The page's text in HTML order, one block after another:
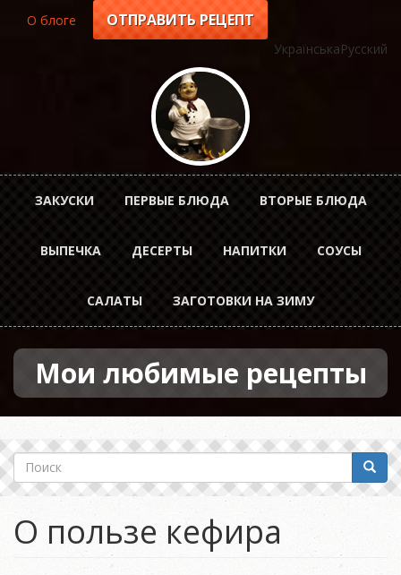
Top
О блоге ОТПРАВИТЬ РЕЦЕПТ
УкраїнськаРусский
Horizontal
Menu
rus
ЗАКУСКИ ПЕРВЫЕ БЛЮДА ВТОРЫЕ БЛЮДА
ВЫПЕЧКА ДЕСЕРТЫ НАПИТКИ СОУСЫ
САЛАТЫ ЗАГОТОВКИ НА ЗИМУ
Мои любимые рецепты
Поиск Поиск
О пользе кефира